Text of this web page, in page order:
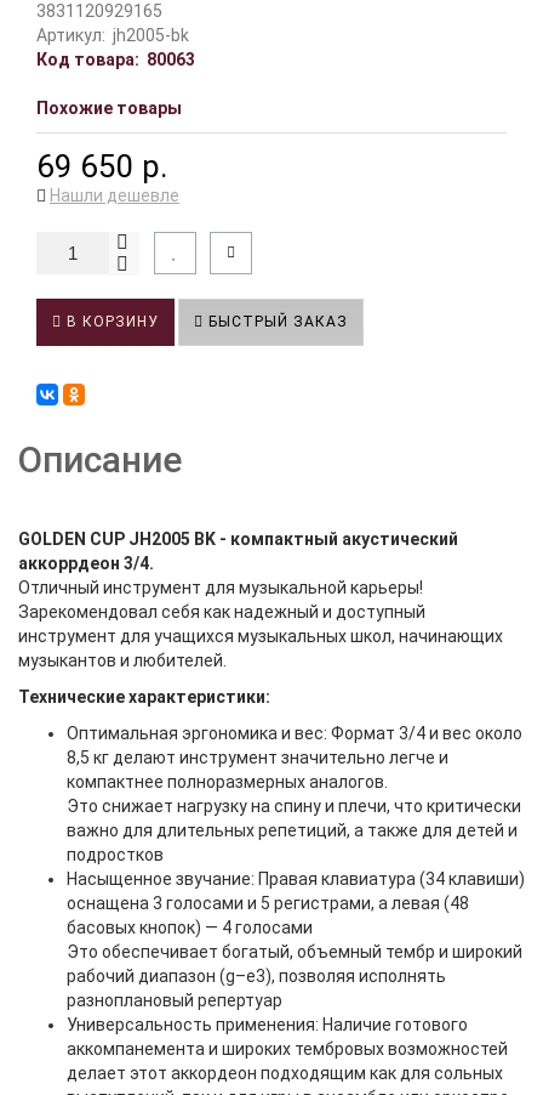
3831120929165
Артикул: jh2005-bk
Код товара: 80063
Похожие товары
69 650 р.
Нашли дешевле
В КОРЗИНУ БЫСТРЫЙ ЗАКАЗ
Описание
GOLDEN CUP JH2005 BK - компактный акустический
аккоррдеон 3/4.
Отличный инструмент для музыкальной карьеры!
Зарекомендовал себя как надежный и доступный
инструмент для учащихся музыкальных школ, начинающих
музыкантов и любителей.
Технические характеристики:
Оптимальная эргономика и вес: Формат 3/4 и вес около
8,5 кг делают инструмент значительно легче и
компактнее полноразмерных аналогов.
Это снижает нагрузку на спину и плечи, что критически
важно для длительных репетиций, а также для детей и
подростков
Насыщенное звучание: Правая клавиатура (34 клавиши)
оснащена 3 голосами и 5 регистрами, а левая (48
басовых кнопок) — 4 голосами
Это обеспечивает богатый, объемный тембр и широкий
рабочий диапазон (g–e3), позволяя исполнять
разноплановый репертуар
Универсальность применения: Наличие готового
аккомпанемента и широких тембровых возможностей
делает этот аккордеон подходящим как для сольных